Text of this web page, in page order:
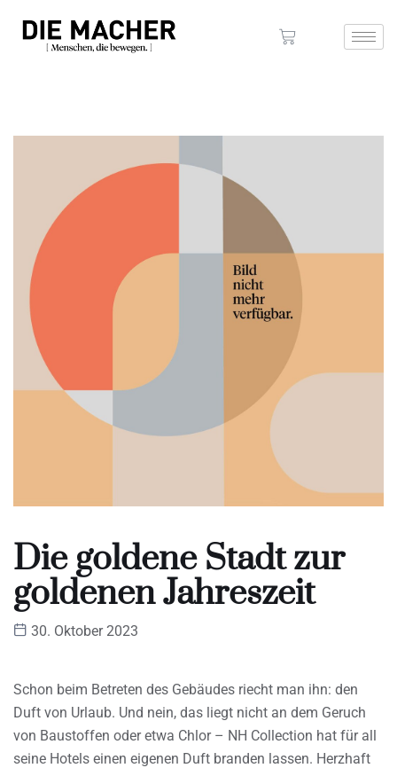
Die goldene Stadt zur
goldenen Jahreszeit
30. Oktober 2023
Schon beim Betreten des Gebäudes riecht man ihn: den
Duft von Urlaub. Und nein, das liegt nicht an dem Geruch
von Baustoffen oder etwa Chlor – NH Collection hat für all
seine Hotels einen eigenen Duft branden lassen. Herzhaft